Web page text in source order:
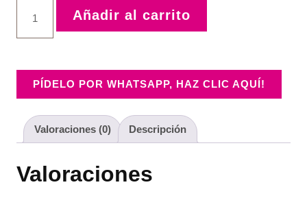
Añadir al carrito
PÍDELO POR WHATSAPP, HAZ CLIC AQUÍ!
Valoraciones (0) Descripción
Valoraciones